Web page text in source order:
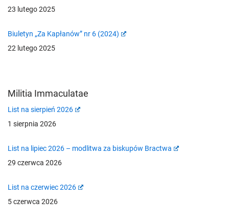
23 lutego 2025
Biuletyn „Za Kapłanów” nr 6 (2024)
22 lutego 2025
Militia Immaculatae
List na sierpień 2026
1 sierpnia 2026
List na lipiec 2026 – modlitwa za biskupów Bractwa
29 czerwca 2026
List na czerwiec 2026
5 czerwca 2026